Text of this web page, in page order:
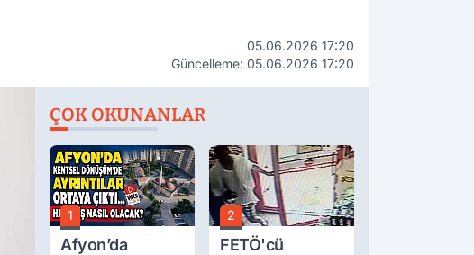
05.06.2026 17:20
Güncelleme: 05.06.2026 17:20
ÇOK OKUNANLAR
1
Afyon’da
2
FETÖ'cü